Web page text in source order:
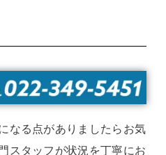
なる点がありましたらお気
スタッフが状況を丁寧にお